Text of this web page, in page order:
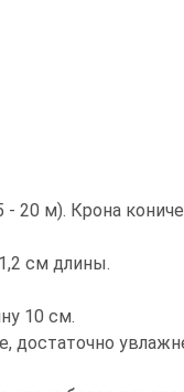
20 м). Крона
см длины.
10 см.
достаточно